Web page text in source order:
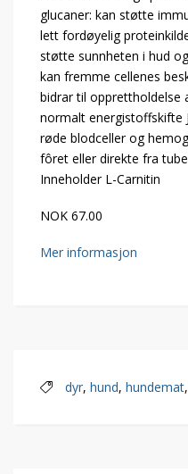
glucaner: kan støtte
lett fordøyelig
støtte sunnheten i hud
kan fremme cellenes
bidrar til opprettholdelse
normalt energistoffskifte
røde blodceller og
fôret eller direkte fra
Inneholder L-Carnitin
NOK 67.00
Mer informasjon
dyr, hund, hundemat,